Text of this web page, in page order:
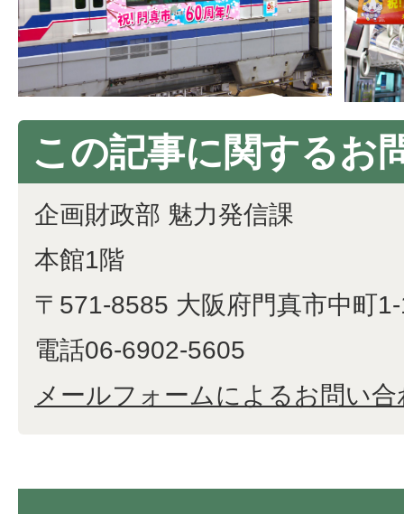
この記事に関するお
企画財政部 魅力発信課
本館1階
〒571-8585 大阪府門真市中町
電話06-6902-5605
メールフォームによるお問い合